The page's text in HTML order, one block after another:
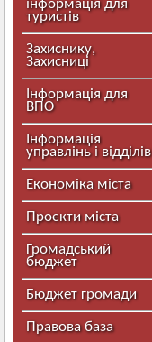
інформація для
туристів
Захиснику,
Захисниці
Інформація для
ВПО
Інформація
управлінь і відділів
Економіка міста
Проєкти міста
Громадський
бюджет
Бюджет громади
Правова база